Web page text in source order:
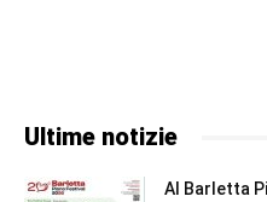
Ultime notizie
Al Barletta